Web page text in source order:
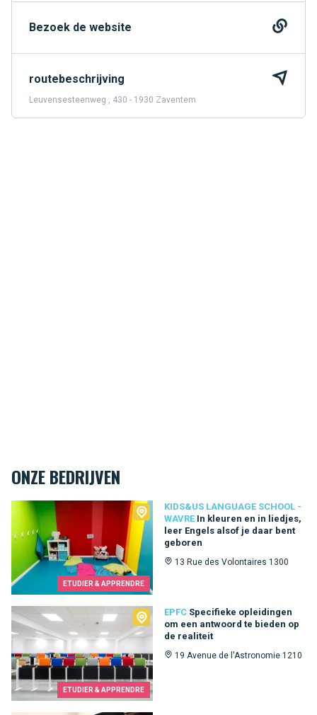
Bezoek de website
routebeschrijving
Leuvensesteenweg , 430 - 1930 Zaventem
ONZE BEDRIJVEN
ETUDIER & APPRENDRE
KIDS&US LANGUAGE SCHOOL -
WAVRE In kleuren en in liedjes,
leer Engels alsof je daar bent
geboren
13 Rue des Volontaires 1300
Kids&Us language school - Wavre
ETUDIER & APPRENDRE
EPFC Specifieke opleidingen
om een ​​antwoord te bieden op
de realiteit
19 Avenue de l'Astronomie 1210
EPFC